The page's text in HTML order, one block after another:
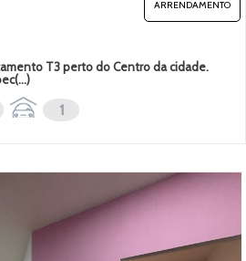
ARRENDAMENTO
T3 perto do Centro da cidade.
1